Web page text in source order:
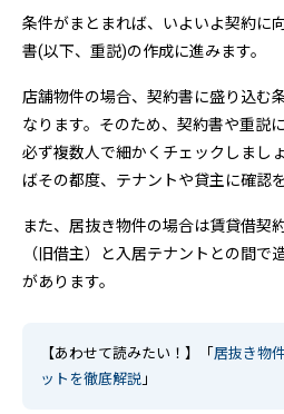
条件がまとまれば、いよいよ契約に
書(以下、重説)の作成に進みます。
店舗物件の場合、契約書に盛り込む
なります。そのため、契約書や重説
必ず複数人で細かくチェックしまし
ばその都度、テナントや貸主に確認
また、居抜き物件の場合は賃貸借契
（旧借主）と入居テナントとの間で
があります。
【あわせて読みたい！】「居抜き物
ットを徹底解説 」